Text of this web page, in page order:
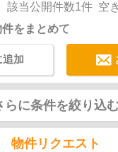
該当公開件数1件 空
をまとめて
追加
らに条件を絞り込
物件リクエスト